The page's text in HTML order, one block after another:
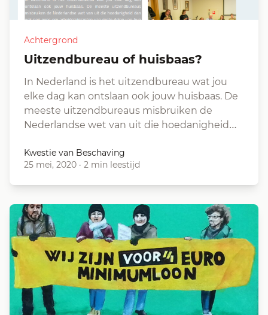
Achtergrond
Uitzendbureau of huisbaas?
In Nederland is het uitzendbureau wat jou
elke dag kan ontslaan ook jouw huisbaas. De
meeste uitzendbureaus misbruiken de
Nederlandse wet van uit die hoedanigheid…
Kwestie van Beschaving
25 mei, 2020 · 2 min leestijd